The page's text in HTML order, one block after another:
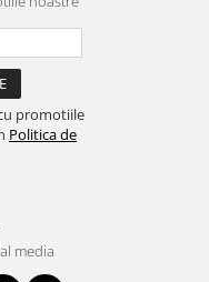
promotiile
Politica de
media